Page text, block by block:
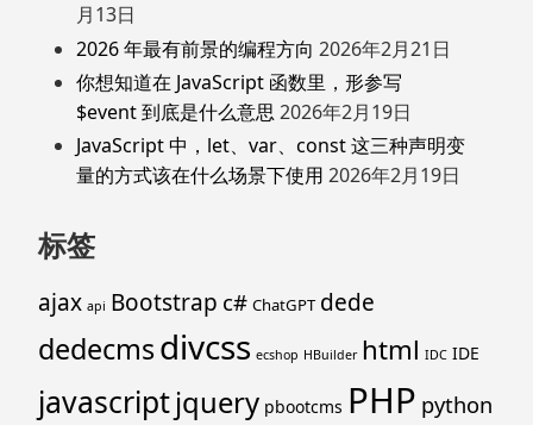
月13日
2026 年最有前景的编程方向 2026年2月21日
你想知道在 JavaScript 函数里，形参写
$event 到底是什么意思 2026年2月19日
JavaScript 中，let、var、const 这三种声明变
量的方式该在什么场景下使用 2026年2月19日
标签
ajax api Bootstrap c# ChatGPT dede
dedecmsdivcss ecshop HBuilder html IDC IDE
javascriptjquery pbootcms PHP python